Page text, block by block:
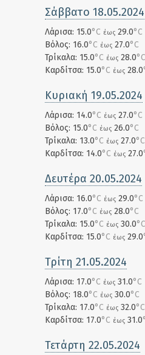
Σάββατο 18.05.2024
Λάρισα: 15.0°C έως 29.0°C
Βόλος: 16.0°C έως 27.0°C
Τρίκαλα: 15.0°C έως 28.0°C
Καρδίτσα: 15.0°C έως 28.0
Κυριακή 19.05.2024
Λάρισα: 14.0°C έως 27.0°C
Βόλος: 15.0°C έως 26.0°C
Τρίκαλα: 13.0°C έως 27.0°C
Καρδίτσα: 14.0°C έως 27.0
Δευτέρα 20.05.2024
Λάρισα: 16.0°C έως 29.0°C
Βόλος: 17.0°C έως 28.0°C
Τρίκαλα: 15.0°C έως 30.0°C
Καρδίτσα: 15.0°C έως 29.0
Τρίτη 21.05.2024
Λάρισα: 17.0°C έως 31.0°C
Βόλος: 18.0°C έως 30.0°C
Τρίκαλα: 17.0°C έως 32.0°C
Καρδίτσα: 17.0°C έως 31.0
Τετάρτη 22.05.2024